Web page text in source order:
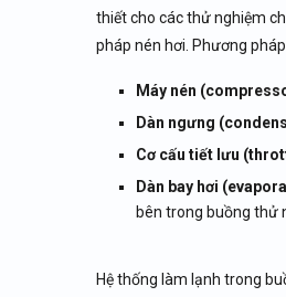
thiết cho các thử nghiệm
pháp nén hơi. Phương
Máy nén
Dàn ngưng
Cơ cấu tiết lưu
Dàn bay hơi
bên trong buồng thử
Hệ thống làm lạnh trong